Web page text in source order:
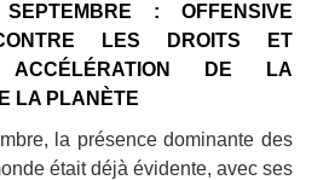
: OFFENSIVE
LES DROITS ET
DE LA
LA PLANÈTE
la présence dominante des
était déjà évidente, avec ses